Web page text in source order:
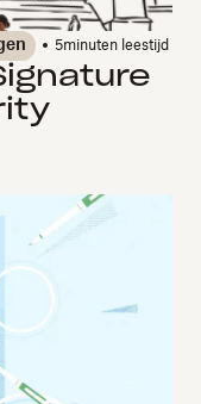
5minuten leestijd